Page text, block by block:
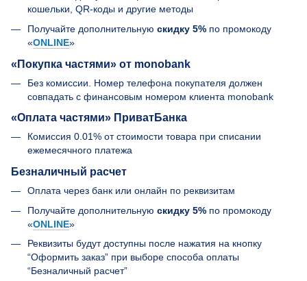
кошельки, QR-коды и другие методы
Получайте дополнительную скидку 5% по промокоду
«ONLINE»
«Покупка частями» от monobank
Без комиссии. Номер телефона покупателя должен
совпадать с финансовым номером клиента monobank
«Оплата частями» ПриватБанка
Комиссия 0.01% от стоимости товара при списании
ежемесячного платежа
Безналичный расчет
Оплата через банк или онлайн по реквизитам
Получайте дополнительную скидку 5% по промокоду
«ONLINE»
Реквизиты будут доступны после нажатия на кнопку
“Оформить заказ” при выборе способа оплаты
“Безналичный расчет”